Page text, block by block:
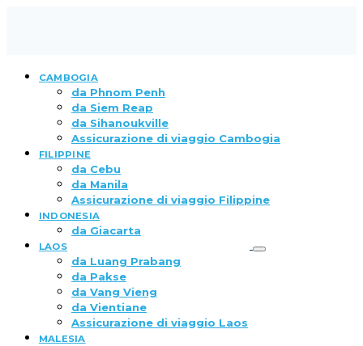
CAMBOGIA
da Phnom Penh
da Siem Reap
da Sihanoukville
Assicurazione di viaggio Cambogia
FILIPPINE
da Cebu
da Manila
Assicurazione di viaggio Filippine
INDONESIA
da Giacarta
LAOS
da Luang Prabang
da Pakse
da Vang Vieng
da Vientiane
Assicurazione di viaggio Laos
MALESIA